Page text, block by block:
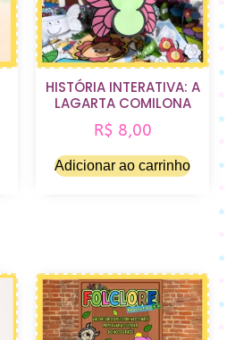
HISTÓRIA INTERATIVA: A
LAGARTA COMILONA
R$ 8,00
Adicionar ao carrinho